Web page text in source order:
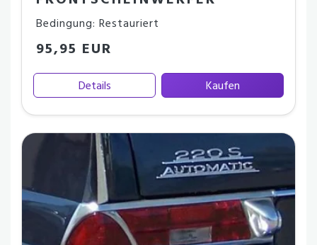
Bedingung: Restauriert
95,95 EUR
Details Kaufen